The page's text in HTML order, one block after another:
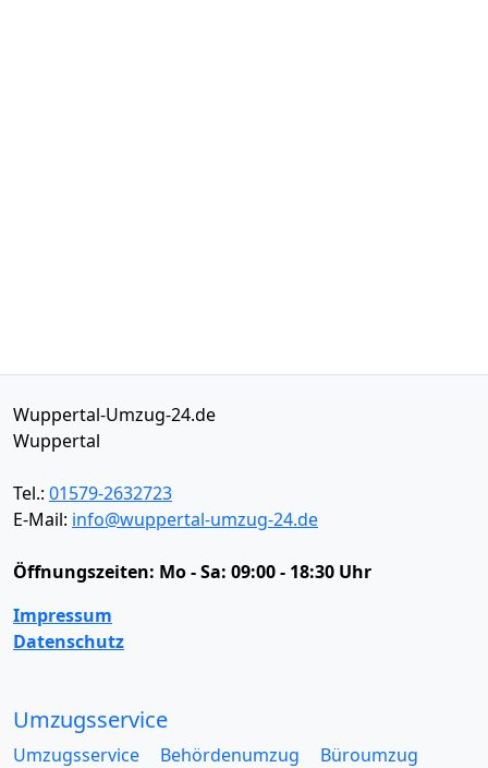
Wuppertal-Umzug-24.de
Wuppertal
Tel.: 01579-2632723
E-Mail: info@wuppertal-umzug-24.de
Öffnungszeiten: Mo - Sa: 09:00 - 18:30 Uhr
Impressum
Datenschutz
Umzugsservice
Umzugsservice Behördenumzug
Büroumzug